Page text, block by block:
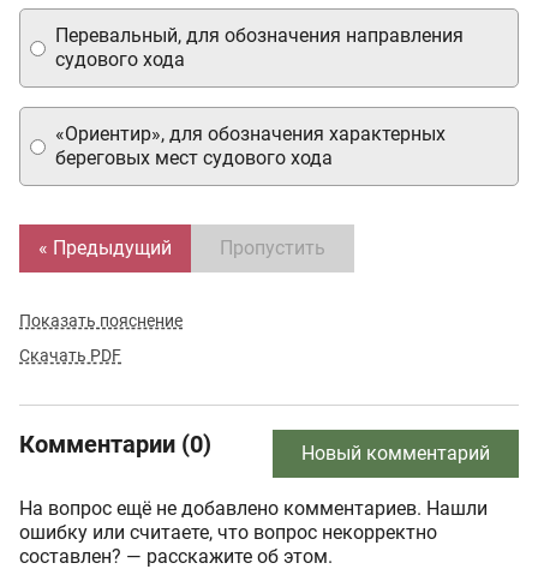
«Ориентир», для обозначения характерных
береговых мест судового хода
Перевальный, для обозначения направления
судового хода
« Предыдущий Пропустить
Показать пояснение
Скачать PDF
Комментарии (0) Новый комментарий
На вопрос ещё не добавлено комментариев. Нашли
ошибку или считаете, что вопрос некорректно
составлен? — расскажите об этом.